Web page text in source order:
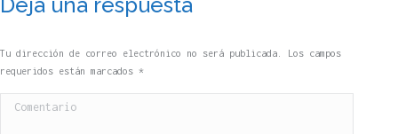
Tu dirección de correo electrónico no será publicada. Los campos
requeridos están marcados *
Comentario